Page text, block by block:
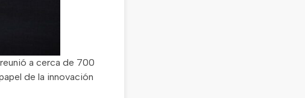
a cerca de 700
de la innovación